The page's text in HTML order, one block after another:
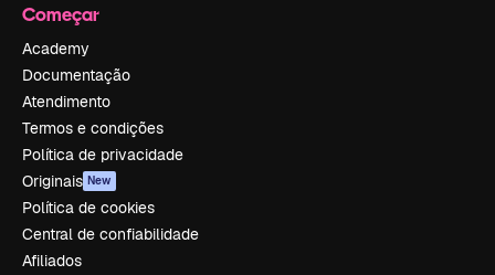
Começar
Academy
Documentação
Atendimento
Termos e condições
Política de privacidade
Originais New
Política de cookies
Central de confiabilidade
Afiliados